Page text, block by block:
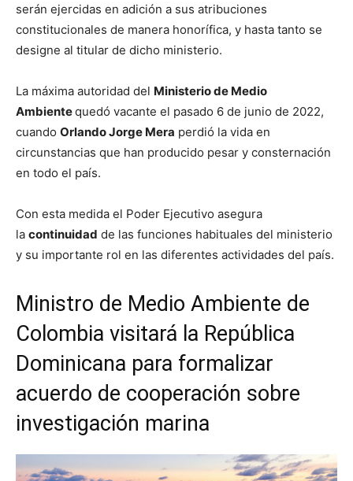
serán ejercidas en adición a sus atribuciones
constitucionales de manera honorífica, y hasta tanto se
designe al titular de dicho ministerio.
La máxima autoridad del Ministerio de Medio
Ambientequedó vacante el pasado 6 de junio de 2022,
cuando Orlando Jorge Mera perdió la vida en
circunstancias que han producido pesar y consternación
en todo el país.
Con esta medida el Poder Ejecutivo asegura
la continuidad de las funciones habituales del ministerio
y su importante rol en las diferentes actividades del país.
Ministro de Medio Ambiente de
Colombia visitará la República
Dominicana para formalizar
acuerdo de cooperación sobre
investigación marina